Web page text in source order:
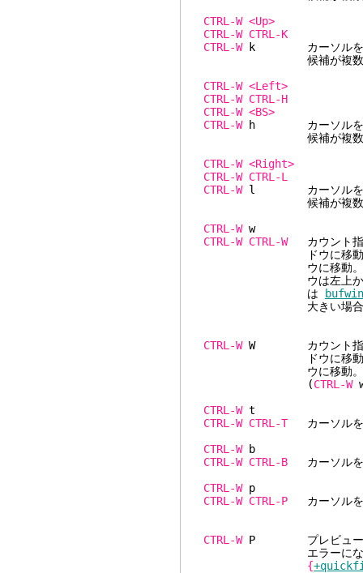
CTRL-W <Up>
CTRL-W CTRL-K
CTRL-Wk カーソルをカレ
候補が複数ある場合は
CTRL-W <Left>
CTRL-W CTRL-H
CTRL-W <BS>
CTRL-Wh カーソルをカ
候補が複数ある場合は
CTRL-W <Right>
CTRL-W CTRL-L
CTRL-Wl カーソルをカレ
候補が複数ある場合は
CTRL-W
CTRL-W CTRL-Wカウント指
ドウに移動。下／右に
ウに移動。カウ
ウは左上から右下へと
は
大きい場合、最後の
CTRL-WW カウント指定な
ドウに移動。上／左に
ウに移動。カウ
(CTRL-W
CTRL-W
CTRL-W CTRL-Tカーソルを
CTRL-W
CTRL-W CTRL-B カーソルを
CTRL-W
CTRL-W CTRL-P カーソルを
CTRL-WP プレビューウィ
エラーにな
{